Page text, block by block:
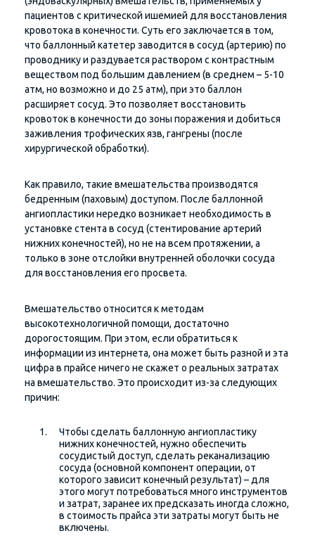
пациентов с критической ишемией для восстановления
кровотока в конечности. Суть его заключается в том,
что баллонный катетер заводится в сосуд (артерию) по
проводнику и раздувается раствором с контрастным
веществом под большим давлением (в среднем – 5-10
атм, но возможно и до 25 атм), при это баллон
расширяет сосуд. Это позволяет восстановить
кровоток в конечности до зоны поражения и добиться
заживления трофических язв, гангрены (после
хирургической обработки).
Как правило, такие вмешательства производятся
бедренным (паховым) доступом. После баллонной
ангиопластики нередко возникает необходимость в
установке стента в сосуд (стентирование артерий
нижних конечностей), но не на всем протяжении, а
только в зоне отслойки внутренней оболочки сосуда
для восстановления его просвета.
Вмешательство относится к методам
высокотехнологичной помощи, достаточно
дорогостоящим. При этом, если обратиться к
информации из интернета, она может быть разной и эта
цифра в прайсе ничего не скажет о реальных затратах
на вмешательство. Это происходит из-за следующих
причин:
Чтобы сделать баллонную ангиопластику
нижних конечностей, нужно обеспечить
сосудистый доступ, сделать реканализацию
сосуда (основной компонент операции, от
которого зависит конечный результат) – для
этого могут потребоваться много инструментов
и затрат, заранее их предсказать иногда сложно,
в стоимость прайса эти затраты могут быть не
включены.